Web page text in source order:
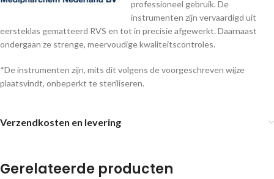
professioneel gebruik. De
instrumenten zijn vervaardigd uit
eersteklas gematteerd RVS en tot in precisie afgewerkt. Daarnaast
ondergaan ze strenge, meervoudige kwaliteitscontroles.
*De instrumenten zijn, mits dit volgens de voorgeschreven wijze
plaatsvindt, onbeperkt te steriliseren.
Verzendkosten en levering
Gerelateerde producten